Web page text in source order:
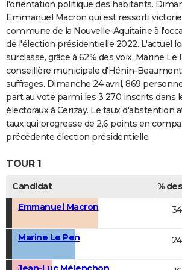
l'orientation politique des habitants.
Emmanuel Macron qui est ressorti
commune de la Nouvelle-Aquitaine à
de l'élection présidentielle 2022. L'actuel
surclasse, grâce à 62% des voix, Marine Le
conseillère municipale d'Hénin-
suffrages. Dimanche 24 avril, 869
part au vote parmi les 3 270 inscrits dans
électoraux à Cerizay. Le taux d'abstention
taux qui progresse de 2,6 points en
précédente élection présidentielle.
TOUR 1
Candidat %
Emmanuel Macron
Marine Le Pen